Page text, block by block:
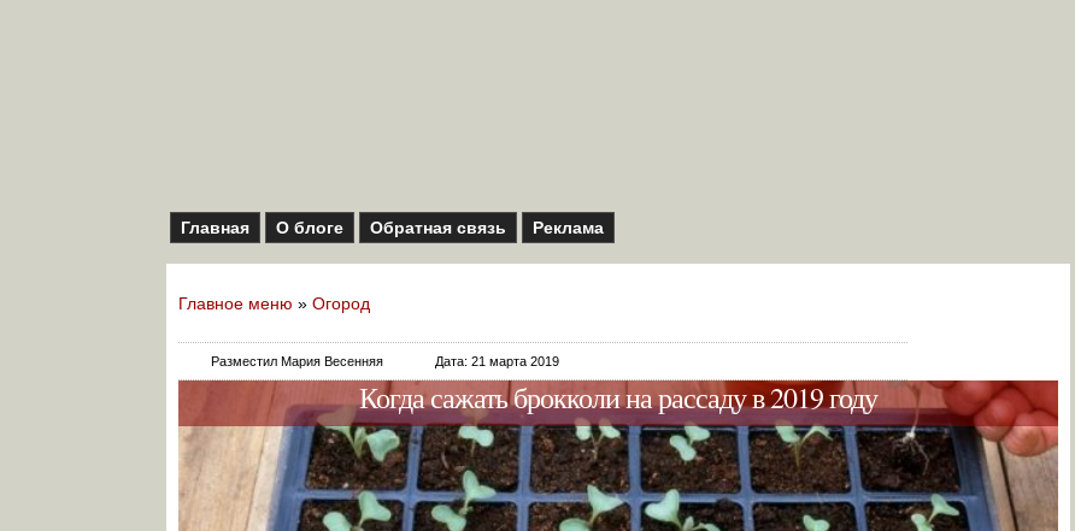
Главная О блоге Обратная связь Реклама
Главное меню » Огород
Разместил Мария Весенняя Дата: 21 марта 2019
Когда сажать брокколи на рассаду в 2019 году